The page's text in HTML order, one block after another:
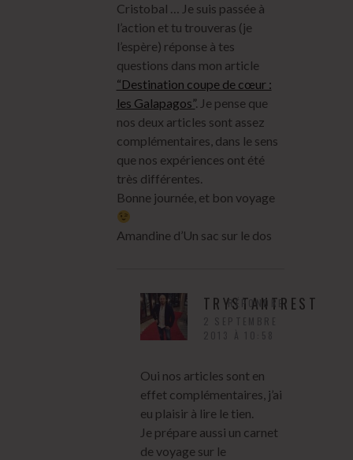
Cristobal … Je suis passée à
l’action et tu trouveras (je
l’espère) réponse à tes
questions dans mon article
“Destination coupe de cœur :
les Galapagos”. Je pense que
nos deux articles sont assez
complémentaires, dans le sens
que nos expériences ont été
très différentes.
Bonne journée, et bon voyage
Amandine d’Un sac sur le dos
TRYSTANTREST
Oui nos articles sont en
effet complémentaires, j’ai
eu plaisir à lire le tien.
Je prépare aussi un carnet
de voyage sur le
RÉPONDRE